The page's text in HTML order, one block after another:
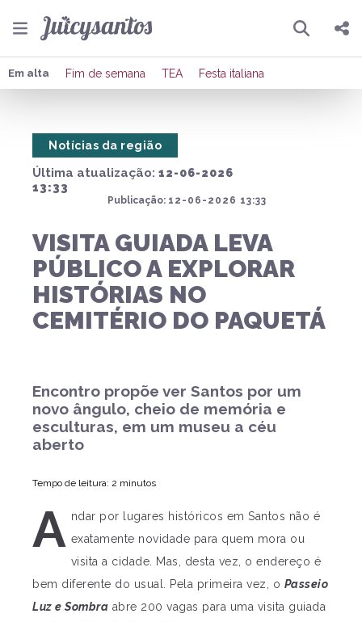
Pesquisar
Compartilhar
Em alta Fim de semana TEA Festa italiana
Última atualização: 12-06-2026
13:33
Publicação: 12-06-2026 13:33
Notícias da região
VISITA GUIADA LEVA
PÚBLICO A EXPLORAR
HISTÓRIAS NO
CEMITÉRIO DO PAQUETÁ
Encontro propõe ver Santos por um
novo ângulo, cheio de memória e
esculturas, em um museu a céu
aberto
Tempo de leitura: 2 minutos
A ndar por lugares históricos em Santos não é
exatamente novidade para quem mora ou
visita a cidade. Mas, desta vez, o endereço é
bem diferente do usual. Pela primeira vez, o Passeio
Luz e Sombra abre 200 vagas para uma visita guiada